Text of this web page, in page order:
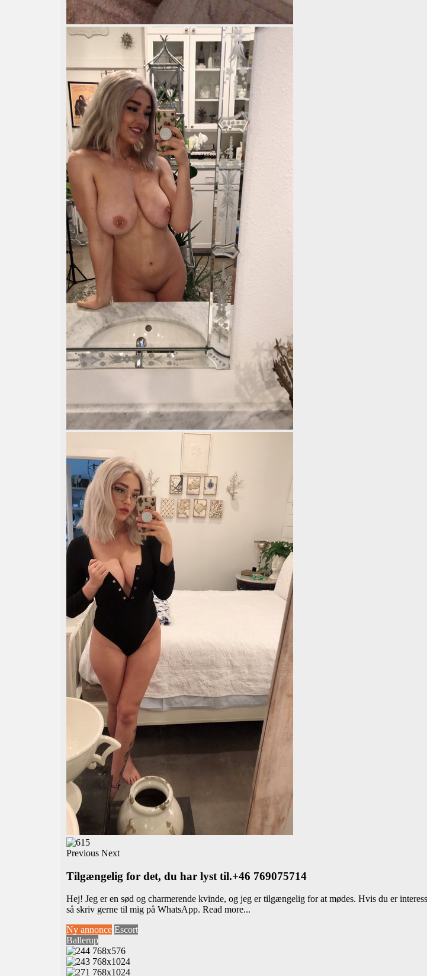
Previous Next
Tilgængelig for det, du har lyst til.+46 769075714
Hej! Jeg er en sød og charmerende kvinde, og jeg er tilgængelig for at mødes. Hvis du er
så skriv gerne til mig på WhatsApp. Read more...
Ny annonce Escort
Ballerup